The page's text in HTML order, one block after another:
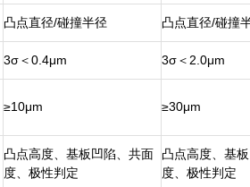
凸点直径/碰撞半径 凸点直径/碰撞
3σ＜0.4μm 3σ＜2.0μm
≥10μm ≥30μm
凸点高度、基板凹陷、共面
度、极性判定
凸点高度、基
度、极性判定